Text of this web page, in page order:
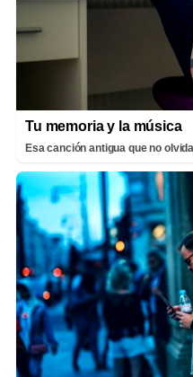
Tu memoria y la música
Esa canción antigua que no